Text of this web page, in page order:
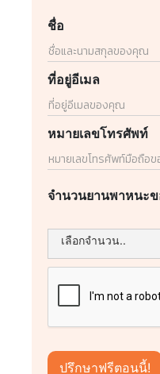
ชื่อ
ที่อยู่อีเมล
หมายเลขโทรศัพท์
จำนวนยานพาหนะ